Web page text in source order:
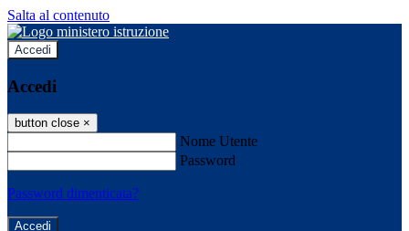
Salta al contenuto
Accedi
Accedi
button close ×
Nome Utente
Password
Password dimenticata?